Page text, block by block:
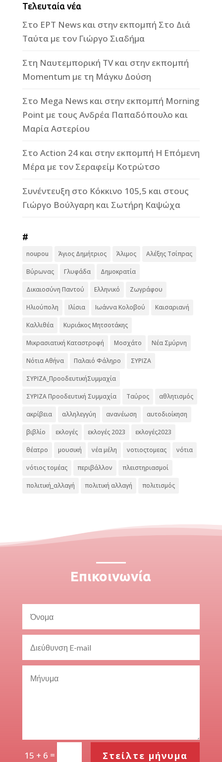
Τελευταία νέα
Στο ΕΡΤ News και στην εκπομπή Στο Διά
Ταύτα με τον Γιώργο Σιαδήμα
Στη Ναυτεμπορική TV και στην εκπομπή
Momentum με τη Μάγκυ Δούση
Στο Mega News και στην εκπομπή Morning
Point με τους Ανδρέα Παπαδόπουλο και
Μαρία Αστερίου
Στο Action 24 και στην εκπομπή Η Επόμενη
Μέρα με τον Σεραφείμ Κοτρώτσο
Συνέντευξη στο Κόκκινο 105,5 και στους
Γιώργο Βούλγαρη και Σωτήρη Καψώχα
#
noupou Άγιος Δημήτριος Άλιμος Αλέξης Τσίπρας
Βύρωνας Γλυφάδα Δημοκρατία
Δικαιοσύνη Παντού Ελληνικό Ζωγράφου
Ηλιούπολη Ιλίσια Ιωάννα Κολοβού Καισαριανή
Καλλιθέα Κυριάκος Μητσοτάκης
Μικρασιατική Καταστροφή Μοσχάτο Νέα Σμύρνη
Νότια Αθήνα Παλαιό Φάληρο ΣΥΡΙΖΑ
ΣΥΡΙΖΑ_ΠροοδευτικήΣυμμαχία
ΣΥΡΙΖΑ Προοδευτική Συμμαχία Ταύρος αθλητισμός
ακρίβεια αλληλεγγύη ανανέωση αυτοδιοίκηση
βιβλίο εκλογές εκλογές 2023 εκλογές2023
θέατρο μουσική νέα μέλη νοτιοςτομεας νότια
νότιος τομέας περιβάλλον πλειστηριασμοί
πολιτική_αλλαγή πολιτική αλλαγή πολιτισμός
Επικοινωνία
15 + 6 = Στείλτε μήνυμα